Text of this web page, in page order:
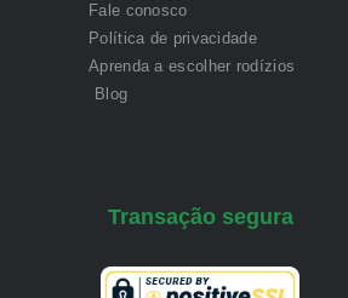
Fale conosco
Política de privacidade
Aprenda a escolher rodízios
Blog
Transação segura